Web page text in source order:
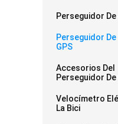
Perseguidor De
Perseguidor De
GPS
Accesorios Del
Perseguidor De
Velocímetro
La Bici